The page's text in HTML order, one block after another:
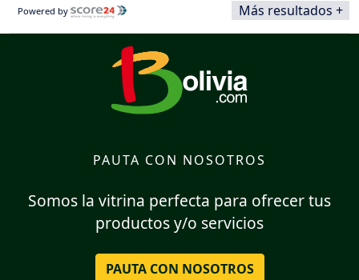
Powered by Más resultados +
PAUTA CON NOSOTROS
Somos la vitrina perfecta para ofrecer tus
productos y/o servicios
PAUTA CON NOSOTROS